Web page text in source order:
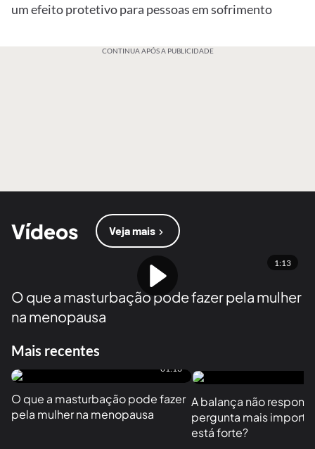
um efeito protetivo para pessoas em sofrimento
CONTINUA APÓS A PUBLICIDADE
Vídeos Veja mais
1:13
O que a masturbação pode fazer pela mulher
na menopausa
Mais recentes
01:13
O que a masturbação pode fazer
pela mulher na menopausa
A balança não
pergunta mais
está forte?